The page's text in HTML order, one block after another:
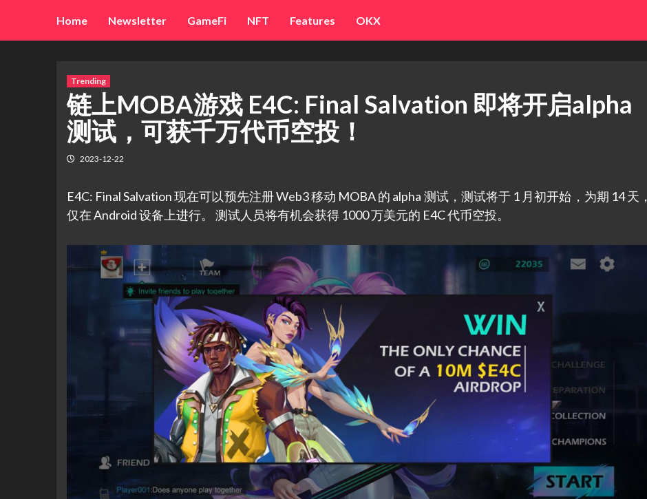
content
Home Newsletter GameFi NFT Features OKX
Trending
链上MOBA游戏 E4C: Final Salvation 即将开启alpha
测试，可获千万代币空投！
2023-12-22
E4C: Final Salvation 现在可以预先注册 Web3 移动 MOBA 的 alpha 测试，测试将于 1 月初开始，为期 14 天，
仅在 Android 设备上进行。 测试人员将有机会获得 1000 万美元的 E4C 代币空投。